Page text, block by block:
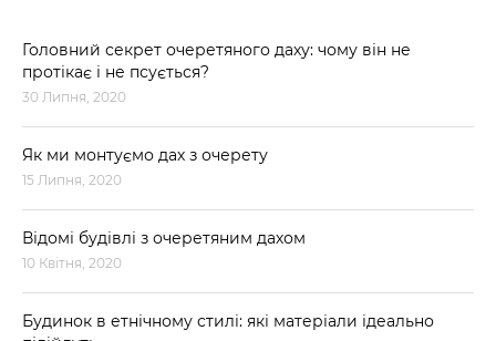
Головний секрет очеретяного даху: чому він не
протікає і не псується?
30 Липня, 2020
Як ми монтуємо дах з очерету
15 Липня, 2020
Відомі будівлі з очеретяним дахом
10 Квітня, 2020
Будинок в етнічному стилі: які матеріали ідеально